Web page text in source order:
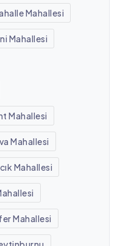
Mahallesi
Mahallesi
Mahallesi
Mahallesi
Mahallesi
Mahallesi